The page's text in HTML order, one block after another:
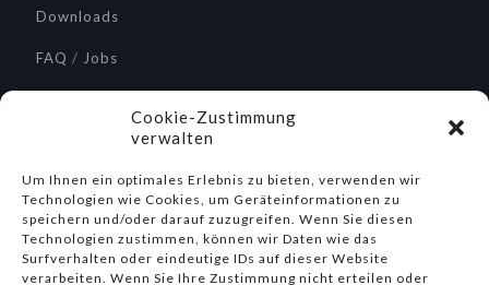
Cookie-Zustimmung
verwalten
Um Ihnen ein optimales Erlebnis zu bieten, verwenden wir
Technologien wie Cookies, um Geräteinformationen zu
speichern und/oder darauf zuzugreifen. Wenn Sie diesen
Technologien zustimmen, können wir Daten wie das
Surfverhalten oder eindeutige IDs auf dieser Website
verarbeiten. Wenn Sie Ihre Zustimmung nicht erteilen oder
Downloads
FAQ / Jobs
Suche